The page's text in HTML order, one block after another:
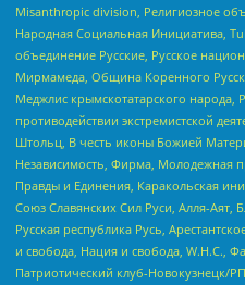
Misanthropic division, Религиозное
Народная Социальная Инициатива,
объединение Русские, Русское
Мирмамеда, Община Коренного
Меджлис крымскотатарского
противодействии экстремистской
Штольц, В честь иконы Божией
Независимость, Фирма, Молодежная
Правды и Единения, Каракольская
Союз Славянских Сил Руси, Алля-Аят,
Русская республика Русь,
и свобода, Нация и свобода, W.H.С.,
Патриотический клуб-Новокузнецк/